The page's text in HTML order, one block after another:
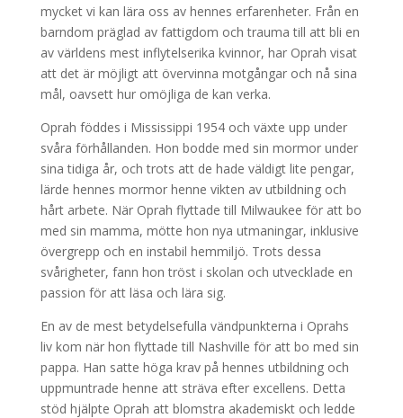
mycket vi kan lära oss av hennes erfarenheter. Från en
barndom präglad av fattigdom och trauma till att bli en
av världens mest inflytelserika kvinnor, har Oprah visat
att det är möjligt att övervinna motgångar och nå sina
mål, oavsett hur omöjliga de kan verka.
Oprah föddes i Mississippi 1954 och växte upp under
svåra förhållanden. Hon bodde med sin mormor under
sina tidiga år, och trots att de hade väldigt lite pengar,
lärde hennes mormor henne vikten av utbildning och
hårt arbete. När Oprah flyttade till Milwaukee för att bo
med sin mamma, mötte hon nya utmaningar, inklusive
övergrepp och en instabil hemmiljö. Trots dessa
svårigheter, fann hon tröst i skolan och utvecklade en
passion för att läsa och lära sig.
En av de mest betydelsefulla vändpunkterna i Oprahs
liv kom när hon flyttade till Nashville för att bo med sin
pappa. Han satte höga krav på hennes utbildning och
uppmuntrade henne att sträva efter excellens. Detta
stöd hjälpte Oprah att blomstra akademiskt och ledde